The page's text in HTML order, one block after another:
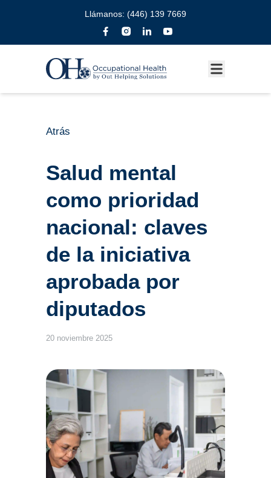
Llámanos: (446) 139 7669
Atrás
Salud mental
como prioridad
nacional: claves
de la iniciativa
aprobada por
diputados
20 noviembre 2025